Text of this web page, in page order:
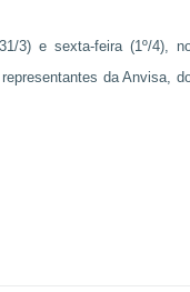
3) e sexta-feira (1º/4),
da Anvisa,